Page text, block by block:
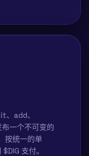
、add、
一个不可变的
按统一的单
支付。